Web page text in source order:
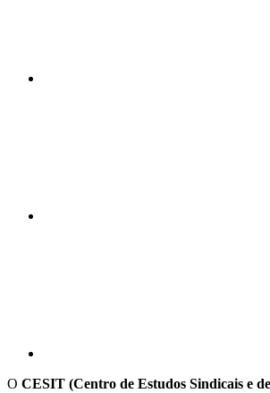
O CESIT (Centro de Estudos Sindicais e